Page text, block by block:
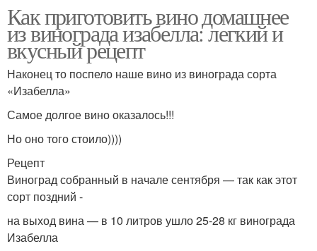
Как приготовить вино домашнее
из винограда изабелла: легкий и
вкусный рецепт
Наконец то поспело наше вино из винограда сорта
«Изабелла»
Самое долгое вино оказалось!!!
Но оно того стоило))))
Рецепт
Виноград собранный в начале сентября — так как этот
сорт поздний -
на выход вина — в 10 литров ушло 25-28 кг винограда
Изабелла